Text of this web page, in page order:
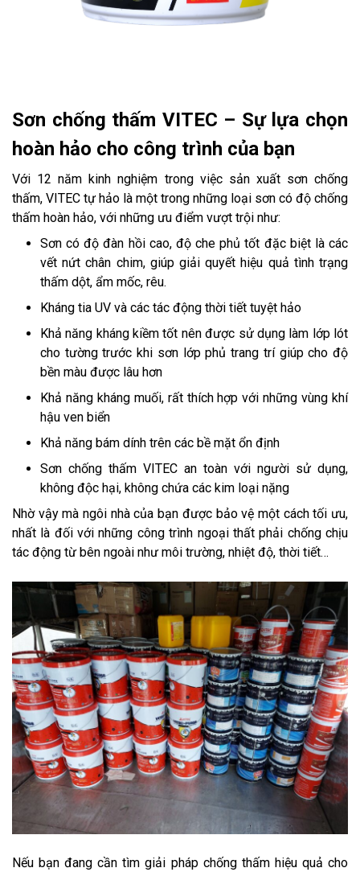
Sơn chống thấm VITEC – Sự lựa chọn
hoàn hảo cho công trình của bạn
Với 12 năm kinh nghiệm trong việc sản xuất sơn chống
thấm, VITEC tự hảo là một trong những loại sơn có độ chống
thấm hoàn hảo, với những ưu điểm vượt trội như:
Sơn có độ đàn hồi cao, độ che phủ tốt đặc biệt là các
vết nứt chân chim, giúp giải quyết hiệu quả tình trạng
thấm dột, ẩm mốc, rêu.
Kháng tia UV và các tác động thời tiết tuyệt hảo
Khả năng kháng kiềm tốt nên được sử dụng làm lớp lót
cho tường trước khi sơn lớp phủ trang trí giúp cho độ
bền màu được lâu hơn
Khả năng kháng muối, rất thích hợp với những vùng khí
hậu ven biển
Khả năng bám dính trên các bề mặt ổn định
Sơn chống thấm VITEC an toàn với người sử dụng,
không độc hại, không chứa các kim loại nặng
Nhờ vậy mà ngôi nhà của bạn được bảo vệ một cách tối ưu,
nhất là đối với những công trình ngoại thất phải chống chịu
tác động từ bên ngoài như môi trường, nhiệt độ, thời tiết…
Nếu bạn đang cần tìm giải pháp chống thấm hiệu quả cho